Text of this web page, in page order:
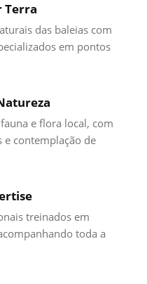
Terra
das baleias com
em pontos
e flora local, com
e contemplação de
treinados em
toda a